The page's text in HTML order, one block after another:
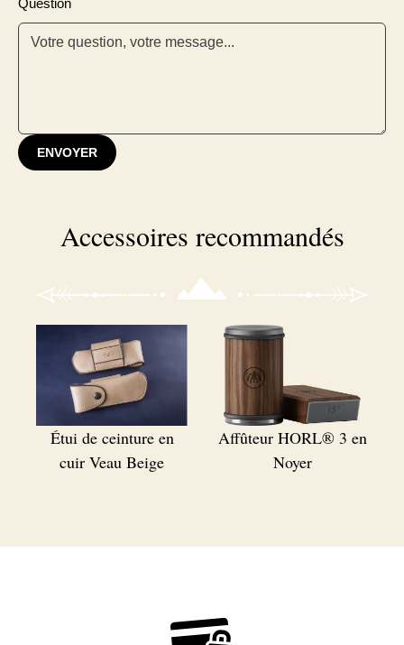
Question
ENVOYER
Accessoires recommandés
Étui de ceinture en
cuir Veau Beige
Affûteur HORL® 3 en
Noyer